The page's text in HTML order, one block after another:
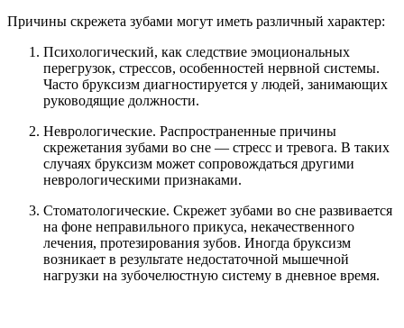
Причины скрежета зубами могут иметь различный характер:
Психологический, как следствие эмоциональных
перегрузок, стрессов, особенностей нервной системы.
Часто бруксизм диагностируется у людей, занимающих
руководящие должности.
Неврологические. Распространенные причины
скрежетания зубами во сне — стресс и тревога. В таких
случаях бруксизм может сопровождаться другими
неврологическими признаками.
Стоматологические. Скрежет зубами во сне развивается
на фоне неправильного прикуса, некачественного
лечения, протезирования зубов. Иногда бруксизм
возникает в результате недостаточной мышечной
нагрузки на зубочелюстную систему в дневное время.